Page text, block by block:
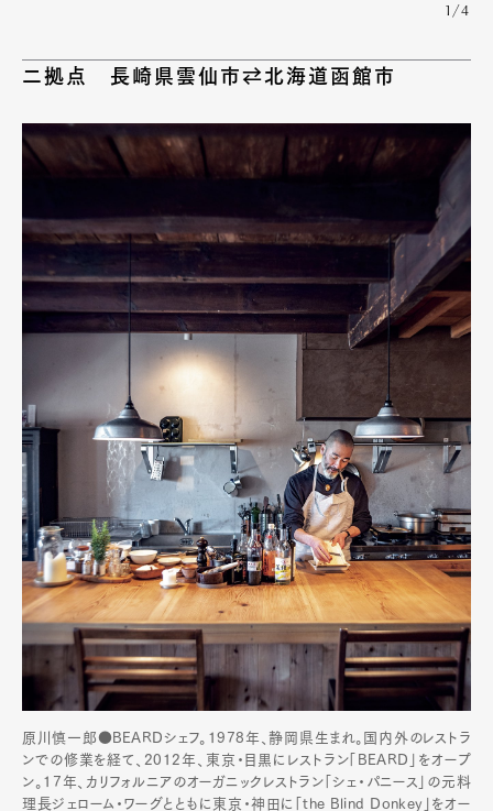
1/4
二拠点 長崎県雲仙市⇄北海道函館市
原川慎一郎●BEARDシェフ。1978年、静岡県生まれ。国内外のレストラ
ンでの修業を経て、2012年、東京・目黒にレストラン「BEARD」をオープ
ン。17年、カリフォルニアのオーガニックレストラン「シェ・パニース」の元料
理長ジェローム・ワーグとともに東京・神田に「the Blind Donkey」をオー